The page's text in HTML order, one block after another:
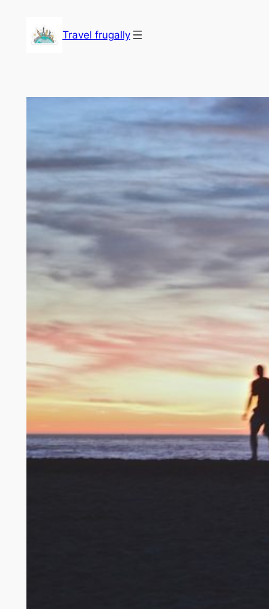
content
Travel frugally